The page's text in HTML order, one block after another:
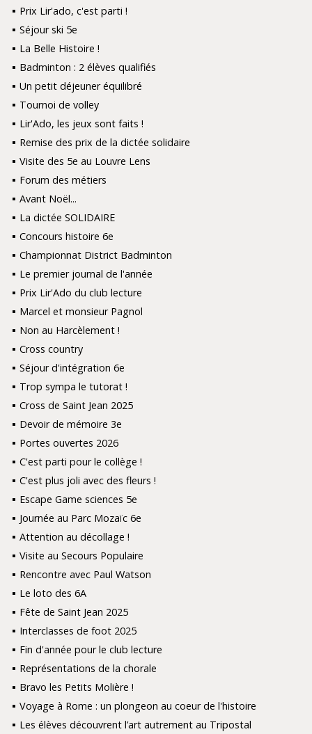
Prix Lir'ado, c'est parti !
Séjour ski 5e
La Belle Histoire !
Badminton : 2 élèves qualifiés
Un petit déjeuner équilibré
Tournoi de volley
Lir'Ado, les jeux sont faits !
Remise des prix de la dictée solidaire
Visite des 5e au Louvre Lens
Forum des métiers
Avant Noël...
La dictée SOLIDAIRE
Concours histoire 6e
Championnat District Badminton
Le premier journal de l'année
Prix Lir'Ado du club lecture
Marcel et monsieur Pagnol
Non au Harcèlement !
Cross country
Séjour d'intégration 6e
Trop sympa le tutorat !
Cross de Saint Jean 2025
Devoir de mémoire 3e
Portes ouvertes 2026
C'est parti pour le collège !
C'est plus joli avec des fleurs !
Escape Game sciences 5e
Journée au Parc Mozaïc 6e
Attention au décollage !
Visite au Secours Populaire
Rencontre avec Paul Watson
Le loto des 6A
Fête de Saint Jean 2025
Interclasses de foot 2025
Fin d'année pour le club lecture
Représentations de la chorale
Bravo les Petits Molière !
Voyage à Rome : un plongeon au coeur de l'histoire
Les élèves découvrent l’art autrement au Tripostal